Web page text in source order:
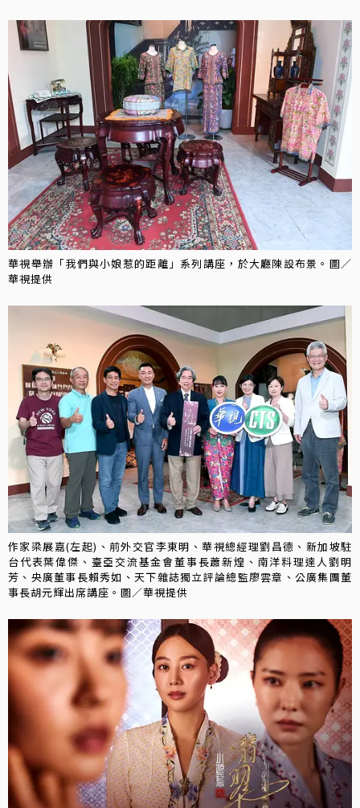
華視舉辦「我們與小娘惹的距離」系列講座，於大廳陳設布景。圖／
華視提供
作家梁展嘉(左起)、前外交官李東明、華視總經理劉昌德、新加坡駐
台代表葉偉傑、臺亞交流基金會董事長蕭新煌、南洋料理達人劉明
芳、央廣董事長賴秀如、天下雜誌獨立評論總監廖雲章、公廣集團董
事長胡元輝出席講座。圖／華視提供